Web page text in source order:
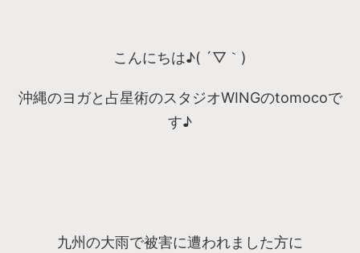
こんにちは♪( ´▽｀)
沖縄のヨガと占星術のスタジオWINGのtomocoで
す♪
九州の大雨で被害に遭われました方に